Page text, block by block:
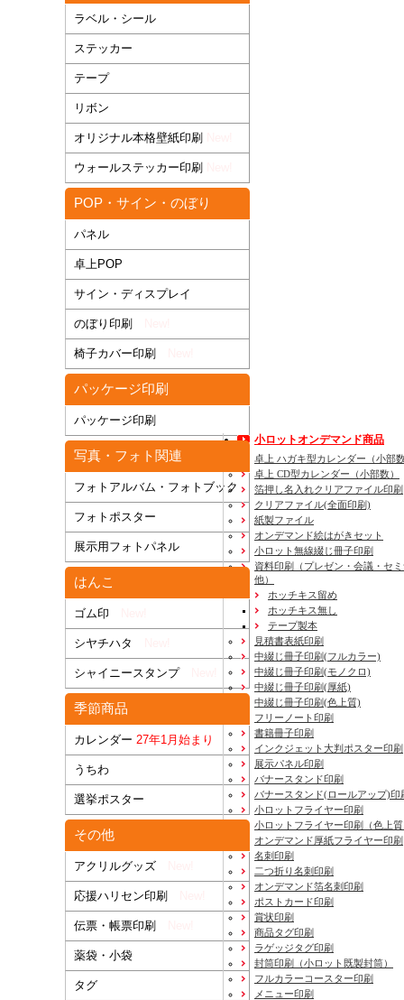
ラベル・シール
ステッカー
テープ
リボン
オリジナル本格壁紙印刷
ウォールステッカー印刷
POP・サイン・のぼり
パネル
卓上POP
サイン・ディスプレイ
のぼり印刷
椅子カバー印刷
パッケージ印刷
パッケージ印刷
写真・フォト関連
フォトアルバム・フォトブック
フォトポスター
展示用フォトパネル
はんこ
ゴム印
シヤチハタ
シャイニースタンプNew!
季節商品
カレンダー 27年1月始まり
うちわ
選挙ポスター
その他
アクリルグッズ
応援ハリセン印刷
伝票・帳票印刷
薬袋・小袋
タグ
小ロットオンデマンド商品
卓上 ハガキ型カレンダー（小部
卓上 CD型カレンダー（小部数）
箔押し名入れクリアファイル印刷
クリアファイル(全面印刷)
紙製ファイル
オンデマンド絵はがきセット
小ロット無線綴じ冊子印刷
資料印刷
（プレゼン・会議・セ
他）
ホッチキス留め
ホッチキス無し
テープ製本
見積書表紙印刷
中綴じ冊子印刷(フルカラー)
中綴じ冊子印刷(モノクロ)
中綴じ冊子印刷(厚紙)
中綴じ冊子印刷(色上質)
フリーノート印刷
書籍冊子印刷
インクジェット大判ポスター印刷
展示パネル印刷
バナースタンド印刷
バナースタンド(ロールアップ)印
小ロットフライヤー印刷
小ロットフライヤー印刷（色上
オンデマンド厚紙フライヤー印刷
名刺印刷
二つ折り名刺印刷
オンデマンド箔名刺印刷
ポストカード印刷
賞状印刷
商品タグ印刷
ラゲッジタグ印刷
封筒印刷
（小ロット既製封筒）
フルカラーコースター印刷
メニュー印刷